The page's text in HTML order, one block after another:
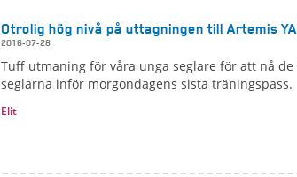
Otrolig hög nivå på uttagningen till Artemis
2016-07-28
Tuff utmaning för våra unga seglare för att nå
seglarna inför morgondagens sista träningspass.
Elit